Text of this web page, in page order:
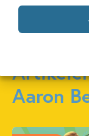
Aaron